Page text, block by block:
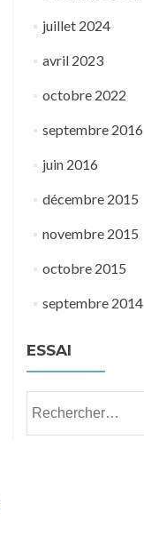
juillet 2024
avril 2023
octobre 2022
septembre 2016
juin 2016
décembre 2015
novembre 2015
octobre 2015
septembre 2014
ESSAI